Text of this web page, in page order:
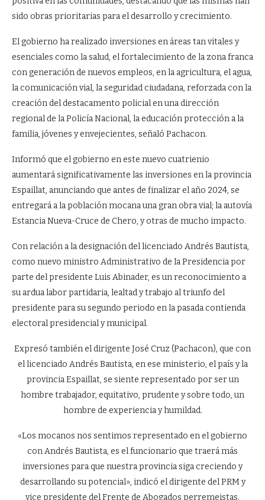
sido obras prioritarias para el desarrollo y crecimiento.
El gobierno ha realizado inversiones en áreas tan vitales y
esenciales como la salud, el fortalecimiento de la zona franca
con generación de nuevos empleos, en la agricultura, el agua,
la comunicación vial, la seguridad ciudadana, reforzada con la
creación del destacamento policial en una dirección
regional de la Policía Nacional, la educación protección a la
familia, jóvenes y envejecientes, señaló Pachacon.
Informó que el gobierno en este nuevo cuatrienio
aumentará significativamente las inversiones en la provincia
Espaillat, anunciando que antes de finalizar el año 2024, se
entregará a la población mocana una gran obra vial; la autovía
Estancia Nueva-Cruce de Chero, y otras de mucho impacto.
Con relación a la designación del licenciado Andrés Bautista,
como nuevo ministro Administrativo de la Presidencia por
parte del presidente Luis Abinader, es un reconocimiento a
su ardua labor partidaria, lealtad y trabajo al triunfo del
presidente para su segundo periodo en la pasada contienda
electoral presidencial y municipal.
Expresó también el dirigente José Cruz (Pachacon), que con
el licenciado Andrés Bautista, en ese ministerio, el país y la
provincia Espaillat, se siente representado por ser un
hombre trabajador, equitativo, prudente y sobre todo, un
hombre de experiencia y humildad.
«Los mocanos nos sentimos representado en el gobierno
con Andrés Bautista, es el funcionario que traerá más
inversiones para que nuestra provincia siga creciendo y
desarrollando su potencial», indicó el dirigente del PRM y
vice presidente del Frente de Abogados perremeistas.